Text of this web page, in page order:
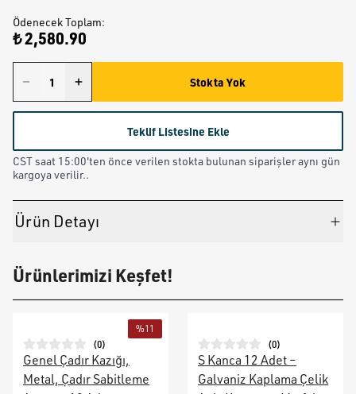
Ödenecek Toplam:
₺ 2,580.90
Stokta Yok
Teklif Listesine Ekle
CST saat 15:00'ten önce verilen stokta bulunan siparişler aynı gün
kargoya verilir..
Ürün Detayı
Ürünlerimizi Keşfet!
%11
(0)
Genel Çadır Kazığı,
Metal, Çadır Sabitleme
(0)
S Kanca 12 Adet –
Galvaniz Kaplama Çelik